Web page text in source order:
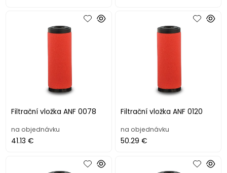
Filtrační vložka ANF 0078
na objednávku
41.13 €
Filtrační vložka ANF 0120
na objednávku
50.29 €